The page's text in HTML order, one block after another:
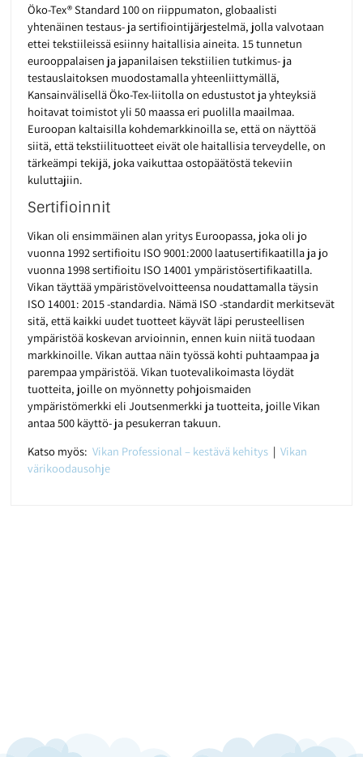
Öko-Tex® Standard 100 on riippumaton, globaalisti
yhtenäinen testaus- ja sertifiointijärjestelmä, jolla valvotaan
ettei tekstiileissä esiinny haitallisia aineita. 15 tunnetun
eurooppalaisen ja japanilaisen tekstiilien tutkimus- ja
testauslaitoksen muodostamalla yhteenliittymällä,
Kansainvälisellä Öko-Tex-liitolla on edustustot ja yhteyksiä
hoitavat toimistot yli 50 maassa eri puolilla maailmaa.
Euroopan kaltaisilla kohdemarkkinoilla se, että on näyttöä
siitä, että tekstiilituotteet eivät ole haitallisia terveydelle, on
tärkeämpi tekijä, joka vaikuttaa ostopäätöstä tekeviin
kuluttajiin.
Sertifioinnit
Vikan oli ensimmäinen alan yritys Euroopassa, joka oli jo
vuonna 1992 sertifioitu ISO 9001:2000 laatusertifikaatilla ja jo
vuonna 1998 sertifioitu ISO 14001 ympäristösertifikaatilla.
Vikan täyttää ympäristövelvoitteensa noudattamalla täysin
ISO 14001: 2015 -standardia. Nämä ISO -standardit merkitsevät
sitä, että kaikki uudet tuotteet käyvät läpi perusteellisen
ympäristöä koskevan arvioinnin, ennen kuin niitä tuodaan
markkinoille. Vikan auttaa näin työssä kohti puhtaampaa ja
parempaa ympäristöä. Vikan tuotevalikoimasta löydät
tuotteita, joille on myönnetty pohjoismaiden
ympäristömerkki eli Joutsenmerkki ja tuotteita, joille Vikan
antaa 500 käyttö- ja pesukerran takuun.
Katso myös:Vikan Professional – kestävä kehitys | Vikan
värikoodausohje